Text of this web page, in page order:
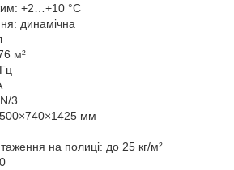
+2…+10 °C
динамічна
м²
3
мм
на полиці: до 25 кг/м²